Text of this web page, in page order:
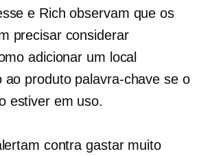
e Rich observam que os
precisar considerar
adicionar um local
ao produtopalavra-chave se o
estiver em uso.
contra gastar muito